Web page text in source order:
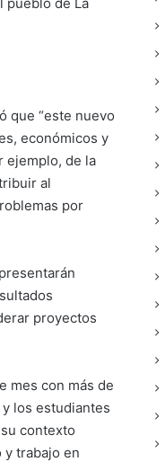
que “este nuevo
económicos y
ejemplo, de la
al
por
proyectos
mes con más de
los estudiantes
contexto
y trabajo en